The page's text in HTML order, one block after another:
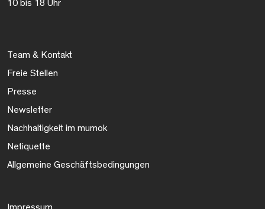
10 bis 18 Uhr
Team & Kontakt
Freie Stellen
Presse
Newsletter
Nachhaltigkeit im mumok
Netiquette
Allgemeine Geschäftsbedingungen